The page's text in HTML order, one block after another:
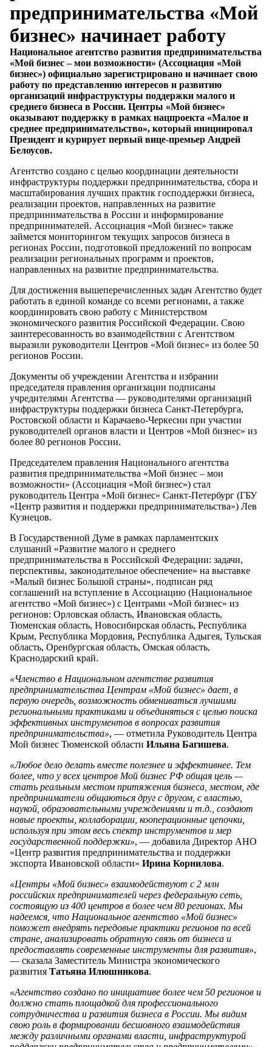
предпринимательства «Мой
бизнес» начинает работу
Национальное агентство развития предпринимательства
«Мой бизнес – мои возможности» (Ассоциация «Мой
бизнес») официально зарегистрировано и начинает свою
работу по представлению интересов и развитию
организаций инфраструктуры поддержки малого и
среднего бизнеса в России. Центры «Мой бизнес»
оказывают поддержку в рамках нацпроекта «Малое и
среднее предпринимательство», который инициировал
Президент и курирует первый вице-премьер Андрей
Белоусов.
Агентство создано с целью координации деятельности
инфраструктуры поддержки предпринимательства, сбора и
масштабирования лучших практик господдержки бизнеса,
реализации проектов, направленных на развитие
предпринимательства в России и информирование
предпринимателей. Ассоциация «Мой бизнес» также
займется мониторингом текущих запросов бизнеса в
регионах России, подготовкой предложений по вопросам
реализации региональных программ и проектов,
направленных на развитие предпринимательства.
Для достижения вышеперечисленных задач Агентство будет
работать в единой команде со всеми регионами, а также
координировать свою работу с Министерством
экономического развития Российской Федерации. Свою
заинтересованность во взаимодействии с Агентством
выразили руководители Центров «Мой бизнес» из более 50
регионов России.
Документы об учреждении Агентства и избрании
председателя правления организации подписаны
учредителями Агентства — руководителями организаций
инфраструктуры поддержки бизнеса Санкт-Петербурга,
Ростовской области и Карачаево-Черкесии при участии
руководителей органов власти и Центров «Мой бизнес» из
более 80 регионов России.
Председателем правления Национального агентства
развития предпринимательства «Мой бизнес – мои
возможности» (Ассоциация «Мой бизнес») стал
руководитель Центра «Мой бизнес» Санкт-Петербург (ГБУ
«Центр развития и поддержки предпринимательства») Лев
Кузнецов.
В Государственной Думе в рамках парламентских
слушаний «Развитие малого и среднего
предпринимательства в Российской Федерации: задачи,
перспективы, законодательное обеспечение» на выставке
«Малый бизнес Большой страны», подписан ряд
соглашений на вступление в Ассоциацию (Национальное
агентство «Мой бизнес») с Центрами «Мой бизнес» из
регионов: Орловская область, Ивановская область,
Тюменская область, Новосибирская область, Республика
Крым, Республика Мордовия, Республика Адыгея, Тульская
область, Оренбургская область, Омская область,
Краснодарский край.
«Членство в Национальном агентстве развития
предпринимательства Центрам «Мой бизнес» дает, в
первую очередь, возможность обмениваться лучшими
региональными практиками и объединяться с целью поиска
эффективных инструментов в вопросах развития
предпринимательства», — отметила Руководитель Центра
Мой бизнес Тюменской области Ильяна Багишева.
«Любое дело делать вместе полезнее и эффективнее. Тем
более, что у всех центров Мой бизнес РФ общая цель —
стать реальным местом притяжения бизнеса, местом, где
предприниматели общаються друг с другом, с властью,
наукой, образовательными учреждениями и т.д., создают
новые проекты, коллаборации, кооперационные цепочки,
используя при этом весь спектр инструментов и мер
государственной поддержки», — добавила Директор АНО
«Центр развития предпринимательства и поддержки
экспорта Ивановской области» Ирина Корнилова.
«Центры «Мой бизнес» взаимодействуют с 2 млн
российских предпринимателей через федеральную сеть,
состоящую из 400 центров в более чем 80 регионах. Мы
надеемся, что Национальное агентство «Мой бизнес»
поможет внедрять передовые практики регионов по всей
стране, анализировать обратную связь от бизнеса и
предоставлять современные инструменты для развития»,
— сказала Заместитель Министра экономического
развития Татьяна Илюшникова.
«Агентство создано по инициативе более чем 50 регионов и
должно стать площадкой для профессионального
сотрудничества и развития бизнеса в России. Мы видим
свою роль в формировании бесшовного взаимодействия
между различными органами власти, инфраструктурой